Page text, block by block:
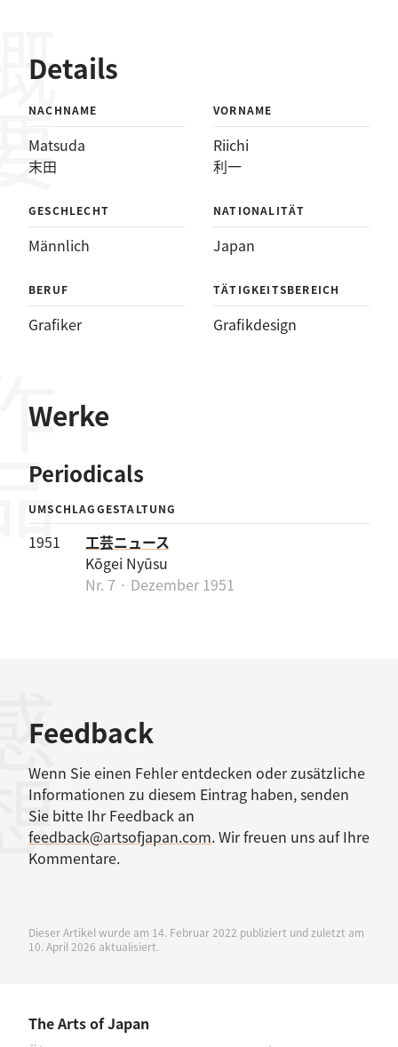
Details
NACHNAME
Matsuda
末田
VORNAME
Riichi
利一
GESCHLECHT
Männlich
NATIONALITÄT
Japan
BERUF
Grafiker
TÄTIGKEITSBEREICH
Grafikdesign
Werke
Periodicals
UMSCHLAGGESTALTUNG
1951
工芸ニュース
Kōgei Nyūsu
Nr. 7 · Dezember 1951
Feedback
Wenn Sie einen Fehler entdecken oder zusätzliche
Informationen zu diesem Eintrag haben, senden
Sie bitte Ihr Feedback an
feedback@artsofjapan.com. Wir freuen uns auf Ihre
Kommentare.
Dieser Artikel wurde am 14. Februar 2022 publiziert und zuletzt am
10. April 2026 aktualisiert.
The Arts of Japan